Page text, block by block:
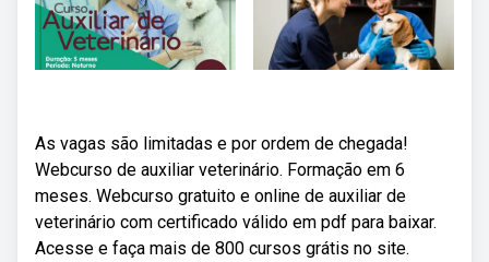
As vagas são limitadas e por ordem de chegada!
Webcurso de auxiliar veterinário. Formação em 6
meses. Webcurso gratuito e online de auxiliar de
veterinário com certificado válido em pdf para baixar.
Acesse e faça mais de 800 cursos grátis no site.